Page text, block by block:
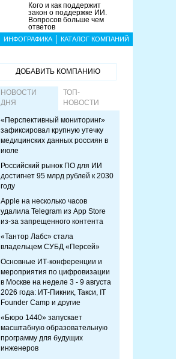
Кого и как поддержит
закон о поддержке ИИ.
Вопросов больше чем
ответов
ИНФОГРАФИКА КАТАЛОГ КОМПАНИЙ
ДОБАВИТЬ КОМПАНИЮ
НОВОСТИ
ДНЯ
ТОП-
НОВОСТИ
«Перспективный мониторинг»
зафиксировал крупную утечку
медицинских данных россиян в
июле
Российский рынок ПО для ИИ
достигнет 95 млрд рублей к 2030
году
Apple на несколько часов
удалила Telegram из App Store
из-за запрещенного контента
«Тантор Лабс» стала
владельцем СУБД «Персей»
Основные ИТ-конференции и
мероприятия по цифровизации
в Москве на неделе 3 - 9 августа
2026 года: ИТ-Пикник, Такси, IT
Founder Camp и другие
«Бюро 1440» запускает
масштабную образовательную
программу для будущих
инженеров